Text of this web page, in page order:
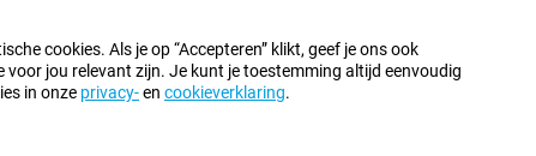
cookies. Als je op “Accepteren” klikt, geef je ons ook
jou relevant zijn. Je kunt je toestemming altijd eenvoudig
in onze privacy-en cookieverklaring.